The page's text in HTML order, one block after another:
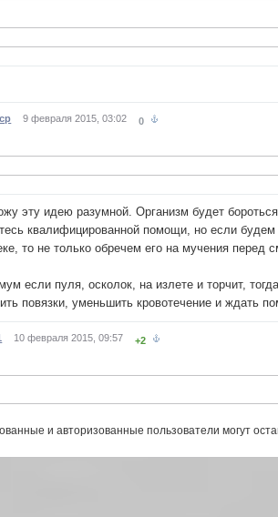
9 февраля 2015, 03:02 0
эту идею разумной. Организм будет
квалифицированной помощи, но если
то не только обречем его на мучения перед
если пуля, осколок, на излете и торчит,
повязки, уменьшить кровотечение и ждать
10 февраля 2015, 09:57 +2
и авторизованные пользователи могут